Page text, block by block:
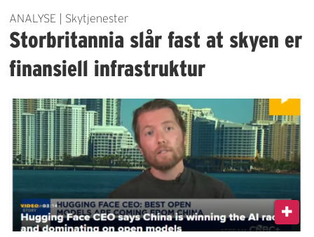
ANALYSE | Skytjenester
Storbritannia slår fast at skyen er
finansiell infrastruktur